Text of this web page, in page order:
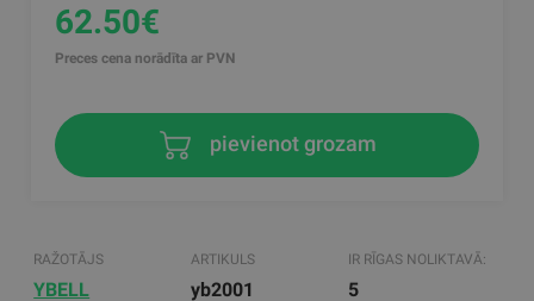
62.50€
Preces cena norādīta ar PVN
pievienot grozam
RAŽOTĀJS
YBELL
ARTIKULS
yb2001
IR RĪGAS NOLIKTAVĀ:
5